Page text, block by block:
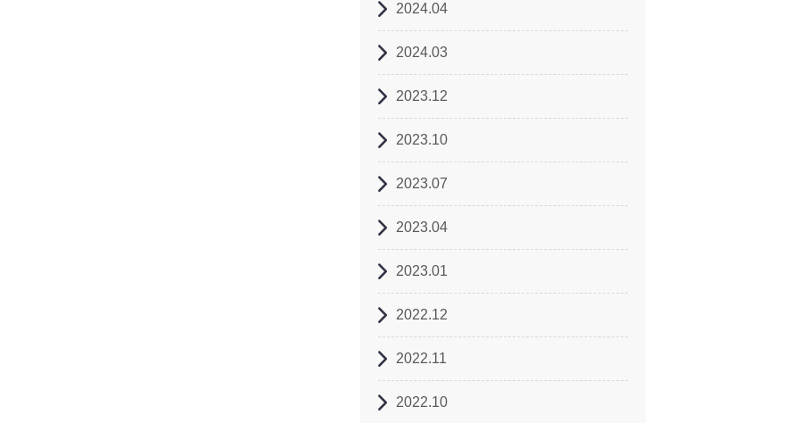
2024.04
2024.03
2023.12
2023.10
2023.07
2023.04
2023.01
2022.12
2022.11
2022.10